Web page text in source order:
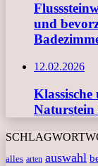
und
12.02.2026
Klassische
alles arten auswahl